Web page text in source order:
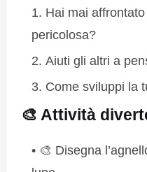
Hai mai
pericolosa?
Aiuti gli altri a
Come sviluppi la
🎨 Attività
🎨 Disegna